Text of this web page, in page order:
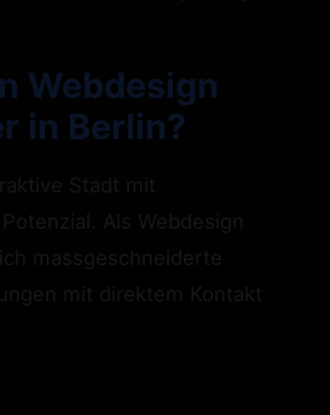
Webdesign
in Berlin?